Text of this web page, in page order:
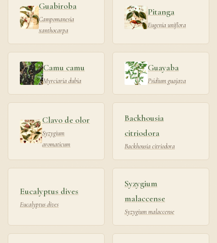
Guabiroba
Campomanesia
xanthocarpa
Pitanga
Eugenia uniflora
Camu camu
Myrciaria dubia
Guayaba
Psidium guajava
Clavo de olor
Syzygium
aromaticum
Backhousia
citriodora
Backhousia citriodora
Eucalyptus dives
Eucalyptus dives
Syzygium
malaccense
Syzygium malaccense